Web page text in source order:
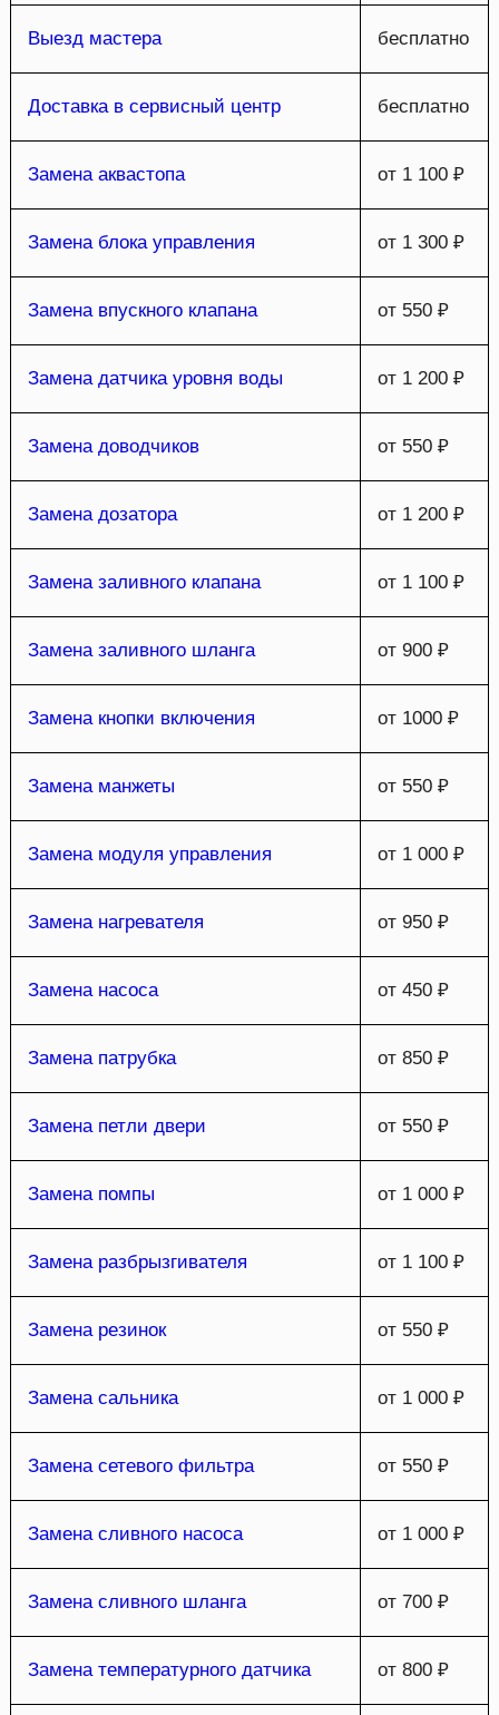
Выезд мастера бесплатно
Доставка в сервисный центр бесплатно
Замена аквастопа от 1 100 ₽
Замена блока управления от 1 300 ₽
Замена впускного клапана от 550 ₽
Замена датчика уровня воды от 1 200 ₽
Замена доводчиков от 550 ₽
Замена дозатора от 1 200 ₽
Замена заливного клапана от 1 100 ₽
Замена заливного шланга от 900 ₽
Замена кнопки включения от 1000 ₽
Замена манжеты от 550 ₽
Замена модуля управления от 1 000 ₽
Замена нагревателя от 950 ₽
Замена насоса от 450 ₽
Замена патрубка от 850 ₽
Замена петли двери от 550 ₽
Замена помпы от 1 000 ₽
Замена разбрызгивателя от 1 100 ₽
Замена резинок от 550 ₽
Замена сальника от 1 000 ₽
Замена сетевого фильтра от 550 ₽
Замена сливного насоса от 1 000 ₽
Замена сливного шланга от 700 ₽
Замена температурного датчика от 800 ₽